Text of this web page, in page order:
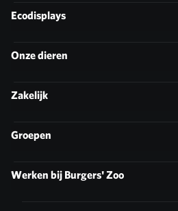
Ecodisplays
Onze dieren
Zakelijk
Groepen
Werken bij Burgers' Zoo